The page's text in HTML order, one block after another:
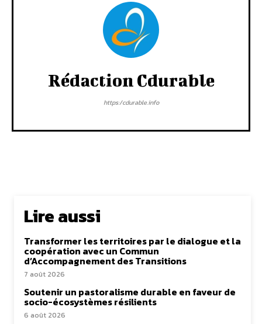
Rédaction Cdurable
https:/cdurable.info
Lire aussi
Transformer les territoires par le dialogue et la
coopération avec un Commun
d’Accompagnement des Transitions
7 août 2026
Soutenir un pastoralisme durable en faveur de
socio-écosystèmes résilients
6 août 2026